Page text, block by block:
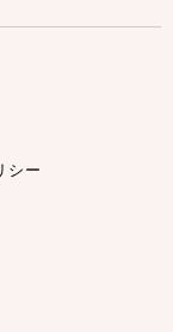
シー